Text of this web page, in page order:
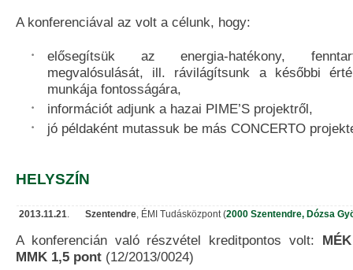
A konferenciával az volt a célunk, hogy:
elősegítsük az energia-hatékony,
megvalósulását, ill. rávilágítsunk a későbbi
munkája fontosságára,
információt adjunk a hazai PIME’S projektről,
jó példaként mutassuk be más CONCERTO
HELYSZÍN
2013.11.21 Szentendre , ÉMI Tudásközpont (2000 Szentendre, Dózsa
A konferencián való részvétel kreditpontos volt:
MMK 1,5 pont (12/2013/0024)